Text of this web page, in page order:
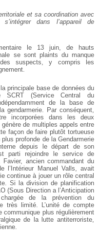
et sa coordination avec
dans l’appareil de
le 13 juin, de hauts
se sont plaints du manque
des suspects, y compris les
principale base de données du
SCRT (Service Central du
de la base de
gendarmerie. Par conséquent,
incorporées dans les deux
de multiples appels entre
façon de faire plutôt tortueuse
profonde de la Gendarmerie
depuis le départ de son
parti rejoindre le service de
ancien commandant du
l’Intérieur Manuel Valls, avait
continue à jouer un rôle central
Si la division de planification
(Sous Direction a l’Anticipation
de la prévention du
très limité. L’unité de compte
communique plus régulièrement
de la lutte antiterroriste,